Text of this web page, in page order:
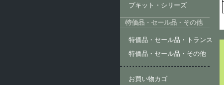
プキット・シリーズ
特価品・セール品・その他
特価品・セール品・トランス
特価品・セール品・その他
お買い物カゴ